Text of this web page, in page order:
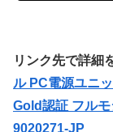
リンク先で詳細
ル PC電源ユニ
Gold認証 フル
9020271-JP